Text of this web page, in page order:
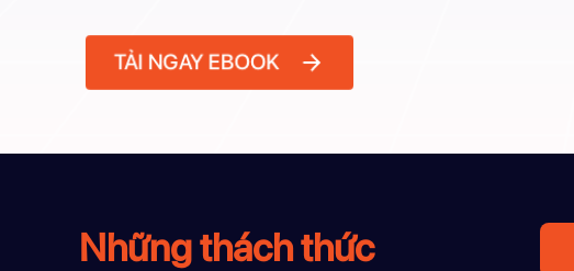
TẢI NGAY EBOOK
Những thách thức